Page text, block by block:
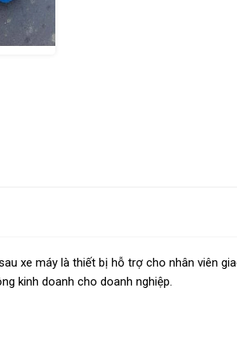
xe máy là thiết bị hỗ trợ cho nhân viên
kinh doanh cho doanh nghiệp.